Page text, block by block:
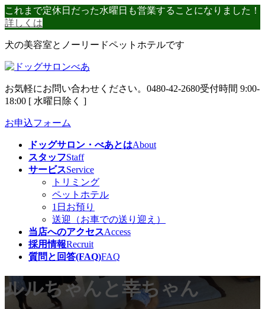
コ
ン
ン
ツ
へ
ス
キ
プ
ナ
ビ
ー
シ
ョ
ン
に
動
これまで定休日だった水曜日も営業することになりました！
詳しくは
犬の美容室とノーリードペットホテルです
お気軽にお問い合わせください。 0480-42-2680受付時間 9:00-
18:00 [ 水曜日除く ]
お申込フォーム
ドッグサロン・べあとはAbout
スタッフStaff
サービスService
トリミング
ペットホテル
1日お預り
送迎（お車での送り迎え）
当店へのアクセスAccess
採用情報Recruit
質問と回答(FAQ)FAQ
ルルちゃんと幸ちゃん